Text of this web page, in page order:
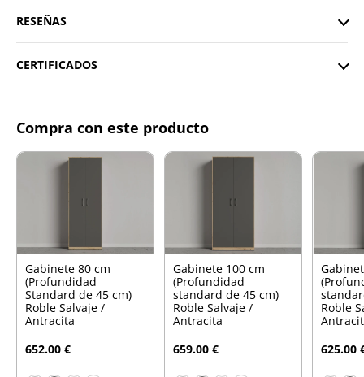
RESEÑAS
CERTIFICADOS
Compra con este producto
Gabinete 80 cm
(Profundidad
Standard de 45 cm)
Roble Salvaje /
Antracita
652.00 €
Gabinete 100 cm
(Profundidad
standard de 45 cm)
Roble Salvaje /
Antracita
659.00 €
Roble
625.00